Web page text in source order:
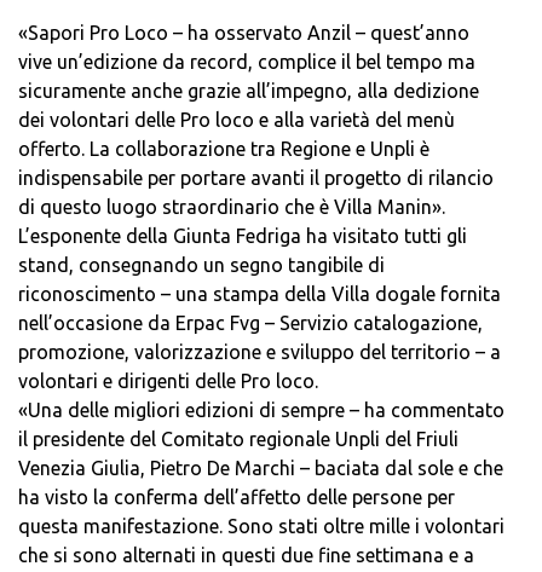
«Sapori Pro Loco – ha osservato Anzil – quest’anno
vive un’edizione da record, complice il bel tempo ma
sicuramente anche grazie all’impegno, alla dedizione
dei volontari delle Pro loco e alla varietà del menù
offerto. La collaborazione tra Regione e Unpli è
indispensabile per portare avanti il progetto di rilancio
di questo luogo straordinario che è Villa Manin».
L’esponente della Giunta Fedriga ha visitato tutti gli
stand, consegnando un segno tangibile di
riconoscimento – una stampa della Villa dogale fornita
nell’occasione da Erpac Fvg – Servizio catalogazione,
promozione, valorizzazione e sviluppo del territorio – a
volontari e dirigenti delle Pro loco.
«Una delle migliori edizioni di sempre – ha commentato
il presidente del Comitato regionale Unpli del Friuli
Venezia Giulia, Pietro De Marchi – baciata dal sole e che
ha visto la conferma dell’affetto delle persone per
questa manifestazione. Sono stati oltre mille i volontari
che si sono alternati in questi due fine settimana e a